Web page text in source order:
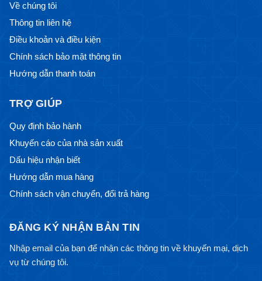
Về chúng tôi
Thông tin liên hệ
Điều khoản và điều kiện
Chính sách bảo mật thông tin
Hướng dẫn thanh toán
TRỢ GIÚP
Quy định bảo hành
Khuyến cáo của nhà sản xuất
Dấu hiệu nhận biết
Hướng dẫn mua hàng
Chính sách vận chuyển, đổi trả hàng
ĐĂNG KÝ NHẬN BẢN TIN
Nhập email của bạn để nhận các thông tin về khuyến mại, dịch
vụ từ chúng tôi.